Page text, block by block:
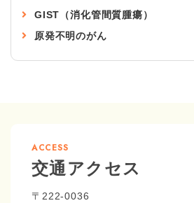
GIST（消化管間質腫瘍）
原発不明のがん
ACCESS
交通アクセス
〒222-0036